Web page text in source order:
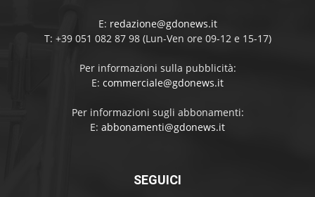
E: redazione@gdonews.it
T: +39 051 082 87 98 (Lun-Ven ore 09-12 e 15-17)
Per informazioni sulla pubblicità:
E: commerciale@gdonews.it
Per informazioni sugli abbonamenti:
E: abbonamenti@gdonews.it
SEGUICI